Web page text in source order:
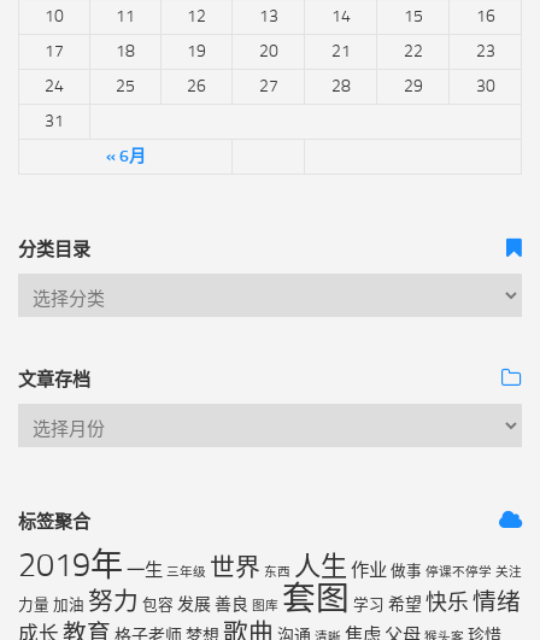
« 6月
10
11 12 13 14 15
16
17
18 19 20 21 22
23
24
25 26 27 28 29
30
31
分类目录
文章存档
标签聚合
2019年 一生 三年级 世界 东西 人生 作业 做事 停课不停学 关注
力量 加油 努力 包容 发展善良 图库 套图 学习 希望 快乐情绪
成长 教育 格子老师梦想 歌曲 沟通 焦虑 父母 珍惜